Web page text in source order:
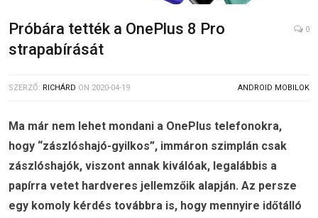
Próbára tették a OnePlus 8 Pro
strapabírását
0
SZERZŐ: RICHÁRD ON 2020-04-19 ANDROID MOBILOK
Ma már nem lehet mondani a OnePlus telefonokra,
hogy “zászlóshajó-gyilkos”, immáron szimplán csak
zászlóshajók, viszont annak kiválóak, legalábbis a
papírra vetet hardveres jellemzőik alapján. Az persze
egy komoly kérdés továbbra is, hogy mennyire időtálló